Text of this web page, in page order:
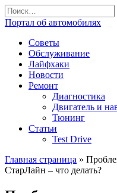
Перейти
к
содержанию
Search
for:
Портал об автомобилях
Советы
Обслуживание
Лайфхаки
Новости
Ремонт
Диагностика
Двигатель и
Тюнинг
Статьи
Test Drive
Главная страница »
СтарЛайн – что делать?